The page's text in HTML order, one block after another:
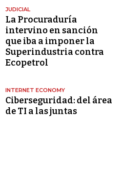
JUDICIAL
La Procuraduría
intervino en sanción
que iba a imponer la
Superindustria contra
Ecopetrol
INTERNET ECONOMY
Ciberseguridad: del área
de TI a las juntas